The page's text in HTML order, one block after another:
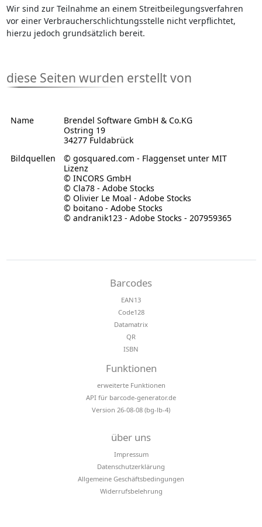
Wir sind zur Teilnahme an einem Streitbeilegungsverfahren
vor einer Verbraucherschlichtungsstelle nicht verpflichtet,
hierzu jedoch grundsätzlich bereit.
diese Seiten wurden erstellt von
Name
Brendel Software GmbH & Co.KG
Ostring 19
34277 Fuldabrück
Bildquellen
© gosquared.com - Flaggenset unter MIT
Lizenz
© INCORS GmbH
© Cla78 - Adobe Stocks
© Olivier Le Moal - Adobe Stocks
© boitano - Adobe Stocks
© andranik123 - Adobe Stocks - 207959365
Barcodes
EAN13
Code128
Datamatrix
QR
ISBN
Funktionen
erweiterte Funktionen
API für barcode-generator.de
Version 26-08-08 (bg-lb-4)
über uns
Impressum
Datenschutzerklärung
Allgemeine Geschäftsbedingungen
Widerrufsbelehrung